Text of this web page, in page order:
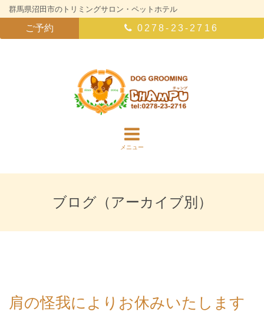
群馬県沼田市のトリミングサロン・ペットホテル
0278-23-2716
ご予約
メニュー
ブログ（アーカイブ別）
肩の怪我によりお休みいたします